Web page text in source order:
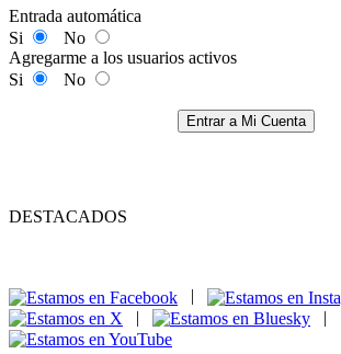
Entrada automática
Si
No
Agregarme a los usuarios activos
Si
No
Entrar a Mi Cuenta
DESTACADOS
|
|